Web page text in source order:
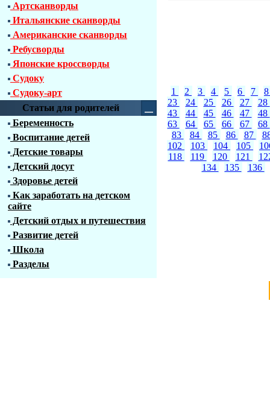
Артсканворды
Итальянские сканворды
Американские сканворды
Ребусворды
Японские кроссворды
Судоку
Судоку-арт
Статьи для родителей
Беременность
Воспитание детей
Детские товары
Детский досуг
Здоровье детей
Как заработать на детском
сайте
Детский отдых и путешествия
Развитие детей
Школа
Разделы
1 2 3 4 5 6 7
23
24 25 26 27
28
43
44 45 46 47
48
63
64 65 66 67
68
83
84 85 86 87
102
103 104 105
118
119 120 121
134
135 136